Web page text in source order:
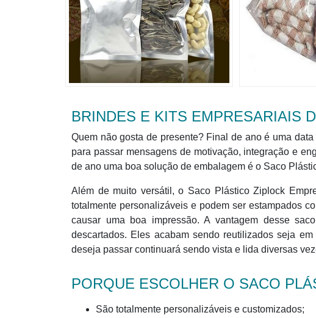
BRINDES E KITS EMPRESARIAIS
Quem não gosta de presente? Final de ano é uma
para passar mensagens de motivação, integração e
de ano uma boa solução de embalagem é o Saco
Além de muito versátil, o Saco Plástico Ziplock
totalmente personalizáveis e podem ser estampados
causar uma boa impressão. A vantagem desse
descartados. Eles acabam sendo reutilizados seja
deseja passar continuará sendo vista e lida diversas
PORQUE ESCOLHER O SACO
São totalmente personalizáveis e customizados;